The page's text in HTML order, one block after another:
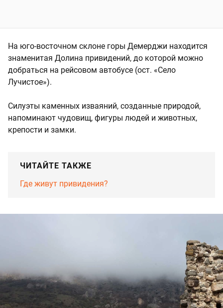
На юго-восточном склоне горы Демерджи находится
знаменитая Долина привидений, до которой можно
добраться на рейсовом автобусе (ост. «Село
Лучистое»).
Силуэты каменных изваяний, созданные природой,
напоминают чудовищ, фигуры людей и животных,
крепости и замки.
ЧИТАЙТЕ ТАКЖЕ
Где живут привидения?